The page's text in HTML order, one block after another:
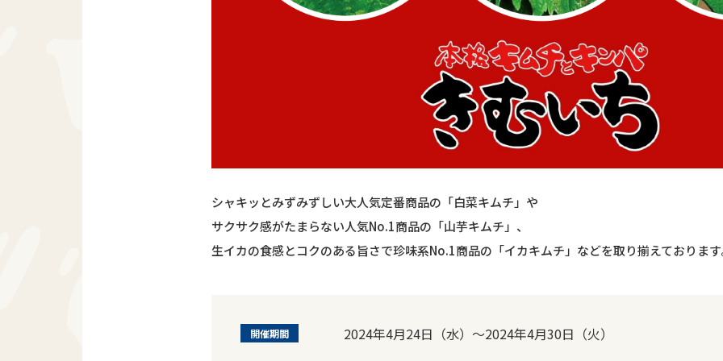
シャキッとみずみずしい大人気定番商品の「白菜キムチ」や
サクサク感がたまらない人気No.1商品の「山芋キムチ」、
生イカの食感とコクのある旨さで珍味系No.1商品の「イカキムチ」などを取り揃えておりま
開催期間 2024年4月24日（水）～2024年4月30日（火）